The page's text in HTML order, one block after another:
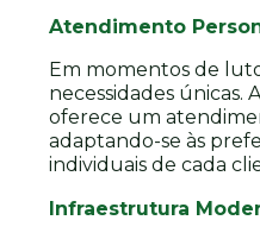
Atendimento
Em momentos de
necessidades únicas.
oferece um
adaptando-se às
individuais de cada
Infraestrutura